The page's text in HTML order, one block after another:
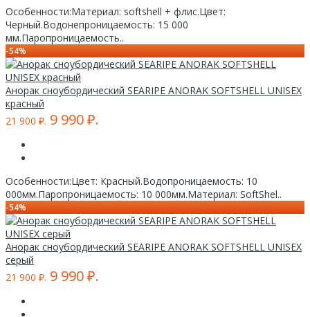
Особенности:Материал: softshell + флис.Цвет:
Черный.Водонепроницаемость: 15 000
мм.Паропроницаемость..
-54%
Анорак сноубордический SEARIPE ANORAK SOFTSHELL UNISEX
красный
21 900 ₽. 9 990 ₽.
Особенности:Цвет: Красный.Водопроницаемость: 10
000мм.Паропроницаемость: 10 000мм.Материал: SoftShel..
-54%
Анорак сноубордический SEARIPE ANORAK SOFTSHELL UNISEX
серый
21 900 ₽. 9 990 ₽.